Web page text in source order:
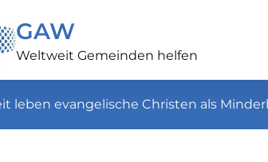
GAW
Weltweit Gemeinden helfen
leben evangelische Christen als